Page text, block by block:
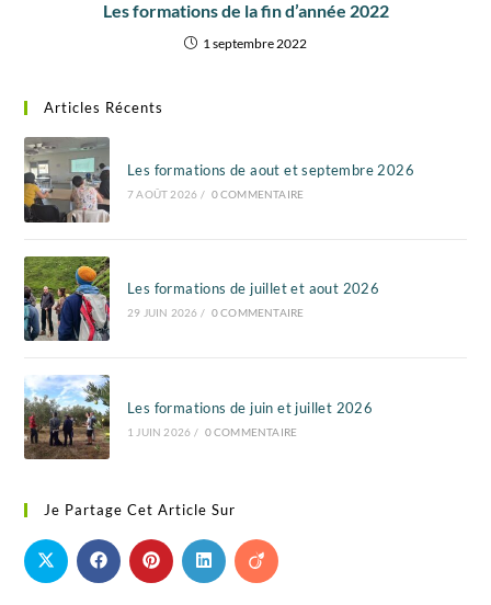
Les formations de la fin d’année 2022
1 septembre 2022
Articles Récents
Les formations de aout et septembre 2026
7 AOÛT 2026 / 0 COMMENTAIRE
Les formations de juillet et aout 2026
29 JUIN 2026 / 0 COMMENTAIRE
Les formations de juin et juillet 2026
1 JUIN 2026 / 0 COMMENTAIRE
Je Partage Cet Article Sur